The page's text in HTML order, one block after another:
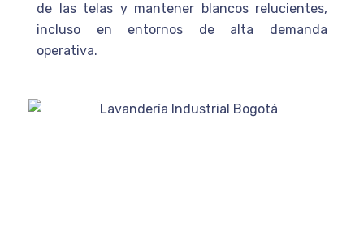
de las telas y mantener blancos relucientes,
incluso en entornos de alta demanda
operativa.